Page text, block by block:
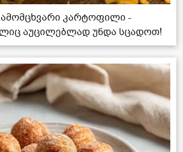
კარტოფილი -
აუცილებლად უნდა სცადოთ!